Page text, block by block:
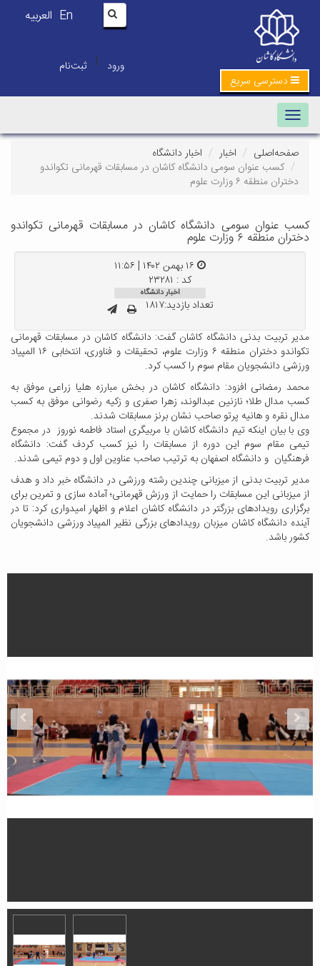
En العربیه
ورود | ثبت‌نام
دسترسی سریع
Toggle navigation
صفحه‌اصلی اخبار
اخبار دانشگاه
کسب عنوان سومی دانشگاه کاشان در مسابقات قهرمانی تکواندو
دختران منطقه ۶ وزارت علوم
کسب عنوان سومی دانشگاه کاشان در مسابقات قهرمانی تکواندو
دختران منطقه ۶ وزارت علوم
کد : ۲۳۲۸۱
اخبار دانشگاه
تعداد بازدید:۱۸۱۷
مدیر تربیت بدنی دانشگاه کاشان گفت: دانشگاه کاشان در مسابقات قهرمانی
تکواندو دختران منطقه ۶ وزارت علوم، تحقیقات و فناوری، انتخابی ۱۶ المپیاد
ورزشی دانشجویان مقام سوم را کسب کرد.
محمد رمضانی افزود: دانشگاه کاشان در بخش مبارزه هلیا زراعی موفق به
کسب مدال طلا؛ نازنین عبدالوند، زهرا صفری و زکیه رضوانی موفق به کسب
مدال نقره و هانیه پرتو صاحب نشان برنز مسابقات شدند.
وی با بیان اینکه تیم دانشگاه کاشان با مربیگری استاد فاطمه نوروز در مجموع
تیمی مقام سوم این دوره از مسابقات را نیز کسب کردف گفت: دانشگاه
فرهنگیان و دانشگاه اصفهان به ترتیب صاحب عناوین اول و دوم تیمی شدند.
مدیر تربیت بدنی از میزبانی چندین رشته ورزشی در دانشگاه خبر داد و هدف
از میزبانی این مسابقات را حمایت از ورزش قهرمانی؛ آماده سازی و تمرین برای
برگزاری رویدادهای بزرگتر در دانشگاه کاشان اعلام و اظهار امیدواری کرد: تا در
آینده دانشگاه کاشان میزبان رویدادهای بزرگی نظیر المپیاد ورزشی دانشجویان
کشور باشد.